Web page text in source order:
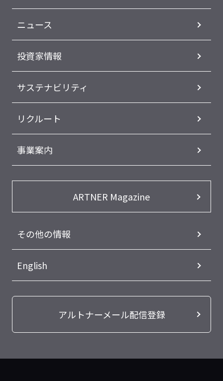
ニュース
投資家情報
サステナビリティ
リクルート
事業案内
ARTNER Magazine
その他の情報
English
アルトナーメール配信登録